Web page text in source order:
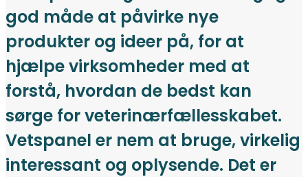
god måde at påvirke nye
produkter og ideer på, for at
hjælpe virksomheder med at
forstå, hvordan de bedst kan
sørge for veterinærfællesskabet.
Vetspanel er nem at bruge, virkelig
interessant og oplysende. Det er